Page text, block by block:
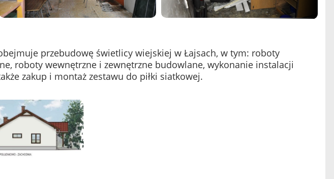
przebudowę świetlicy wiejskiej w Łajsach, w tym: roboty
roboty wewnętrzne i zewnętrzne budowlane, wykonanie instalacji
zakup i montaż zestawu do piłki siatkowej.